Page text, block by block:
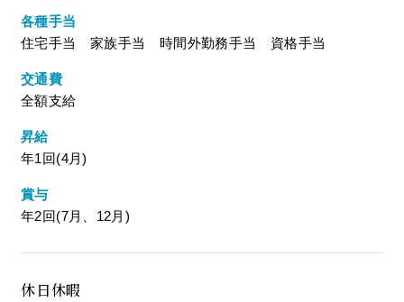
各種手当
住宅手当 家族手当 時間外勤務手当 資格手当
交通費
全額支給
昇給
年1回(4月)
賞与
年2回(7月、12月)
休日休暇